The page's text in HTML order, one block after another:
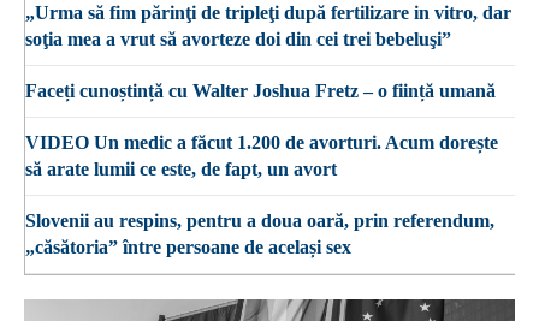
„Urma să fim părinţi de tripleţi după fertilizare in vitro, dar
soţia mea a vrut să avorteze doi din cei trei bebeluşi”
Faceți cunoștință cu Walter Joshua Fretz – o ființă umană
VIDEO Un medic a făcut 1.200 de avorturi. Acum dorește
să arate lumii ce este, de fapt, un avort
Slovenii au respins, pentru a doua oară, prin referendum,
„căsătoria” între persoane de același sex